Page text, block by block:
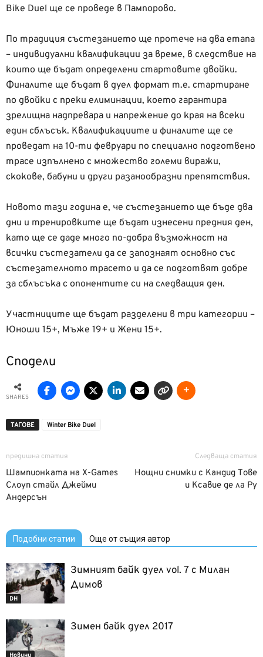
Bike Duel ще се проведе в Пампорово.
По традиция състезанието ще протече на два етапа
– индивидуални квалификации за време, в следствие на
които ще бъдат определени стартовите двойки.
Финалите ще бъдат в дуел формат т.е. стартиране
по двойки с преки елиминации, което гарантира
зрелищна надпревара и напрежение до края на всеки
един сблъсък. Квалификациите и финалите ще се
проведат на 10-ти февруари по специално подготвено
трасе изпълнено с множество големи виражи,
скокове, бабуни и други разанообразни препятствия.
Новото тази година е, че състезанието ще бъде два
дни и тренировките ще бъдат изнесени предния ден,
като ще се даде много по-добра възможност на
всички състезатели да се запознаят основно със
състезателното трасето и да се подготвят добре
за сблъсъка с опонентите си на следващия ден.
Участниците ще бъдат разделени в три категории –
Юноши 15+, Мъже 19+ и Жени 15+.
Сподели
SHARES
ТАГОВЕ Winter Bike Duel
предишна статия
Шампионката на X-Games
Слоуп стайл Джейми
Андерсън
Следваща статия
Нощни снимки с Кандид Тове
и Ксавие де ла Ру
Подобни статии Още от същия автор
DH
Зимният байк дуел vol. 7 с Милан
Димов
Новини
Зимен байк дуел 2017